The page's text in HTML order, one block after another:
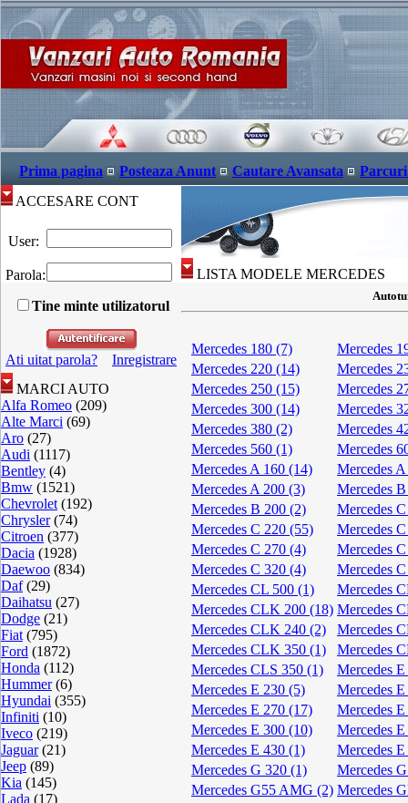
Prima pagina Posteaza Anunt Cautare Avansata
ACCESARE CONT
User:
Parola:
Tine minte utilizatorul
Ati uitat parola?
Inregistrare
MARCI AUTO
Alfa Romeo (209)
Alte Marci (69)
Aro (27)
Audi (1117)
Bentley (4)
Bmw (1521)
Chevrolet (192)
Chrysler(74)
Citroen (377)
Dacia (1928)
Daewoo (834)
Daf(29)
Daihatsu (27)
Dodge (21)
Fiat (795)
Ford (1872)
Honda (112)
Hummer(6)
Hyundai (355)
Infiniti (10)
Iveco (219)
Jaguar(21)
Jeep (89)
Kia (145)
Lada (17)
LISTA MODELE MERCEDES
Mercedes 180 (7)
Mercedes
Mercedes 220 (14)
Mercedes
Mercedes 250 (15)
Mercedes
Mercedes 300 (14)
Mercedes
Mercedes 380 (2)
Mercedes
Mercedes 560 (1)
Mercedes
Mercedes A 160 (14)
Mercedes
Mercedes A 200 (3)
Mercedes
Mercedes B 200 (2)
Mercedes
Mercedes C 220 (55)
Mercedes
Mercedes C 270 (4)
Mercedes
Mercedes C 320 (4)
Mercedes
Mercedes CL 500 (1)
Mercedes
Mercedes CLK 200 (18) Mercedes
Mercedes CLK 240 (2)
Mercedes
Mercedes CLK 350 (1)
Mercedes
Mercedes CLS 350 (1)
Mercedes
Mercedes E 230 (5)
Mercedes
Mercedes E 270 (17)
Mercedes
Mercedes E 300 (10)
Mercedes
Mercedes E 430 (1)
Mercedes
Mercedes G 320 (1)
Mercedes
Mercedes G55 AMG (2) Mercedes